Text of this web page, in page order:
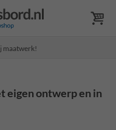
maatwerk!
eigen ontwerp en in